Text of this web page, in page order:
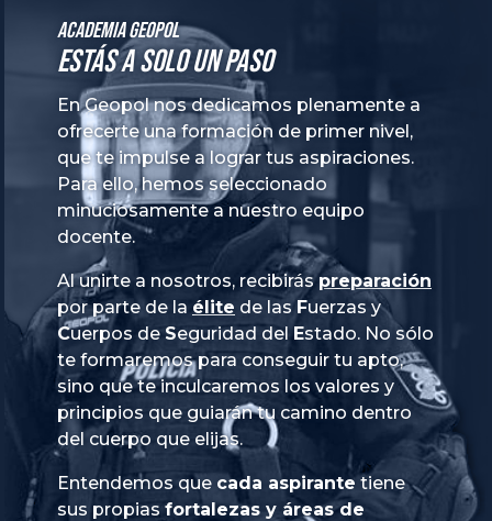
Academia GeoPol
Estás a solo un paso
En Geopol nos dedicamos plenamente a
ofrecerte una formación de primer nivel,
que te impulse a lograr tus aspiraciones.
Para ello, hemos seleccionado
minuciosamente a nuestro equipo
docente.
Al unirte a nosotros, recibiráspreparación
por parte de la élite de las Fuerzas y
Cuerpos de Seguridad del Estado. No sólo
te formaremos para conseguir tu apto,
sino que te inculcaremos los valores y
principios que guiarán tu camino dentro
del cuerpo que elijas.
Entendemos que cada aspirante tiene
sus propias fortalezas y áreas de